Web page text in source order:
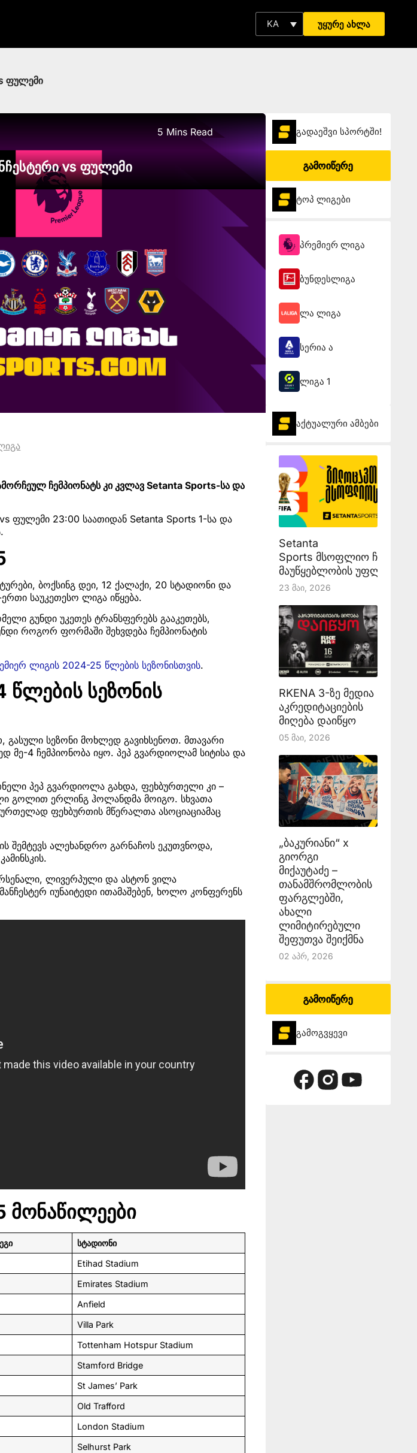
KA უყურე ახლა
ფულემი
5 Mins Read
vs ფულემი
ჩემპიონატს კი კვლავ Setanta Sports-სა და
ფულემი 23:00 საათიდან Setanta Sports 1-სა და
ბოქსინგ დეი, 12 ქალაქი, 20 სტადიონი და
საუკეთესო ლიგა იწყება.
გუნდი უკეთეს ტრანსფერებს გააკეთებს,
როგორ ფორმაში შეხვდება ჩემპიონატის
ლიგის 2024-25 წლების სეზონისთვის.
სეზონის
გასული სეზონი მოხლედ გავიხსენოთ. მთავარი
მე-4 ჩემპიონობა იყო. პეპ გვარდიოლამ სიტისა და
პეპ გვარდიოლა გახდა, ფეხბურთელი კი –
გოლით ერლინგ ჰოლანდმა მოიგო. სხვათა
ფეხბურთის მწერალთა ასოციაციამაც
შემტევს ალეხანდრო გარნაჩოს ეკუთვნოდა,
ლივერპული და ასტონ ვილა
იუნაიტედი ითამაშებენ, ხოლო კონფერენს
მონაწილეები
სტადიონი
Etihad Stadium
Emirates Stadium
Anfield
Villa Park
Tottenham Hotspur Stadium
Stamford Bridge
St James’ Park
Old Trafford
London Stadium
Selhurst Park
გადაეშვი სპორტში!
გამოიწერე
ტოპ ლიგები
პრემიერ ლიგა
ბუნდესლიგა
ლა ლიგა
სერია ა
ლიგა 1
აქტუალური ამბები
Setanta
Sports მსოფლიო
მაუწყებლობის უფლებას
23 Მაი, 2026
RKENA 3-ზე მედია
აკრედიტაციების
მიღება დაიწყო
05 Მაი, 2026
„ბაკურიანი“ x
გიორგი
მიქაუტაძე –
თანამშრომლობის
ფარგლებში,
ახალი
ლიმიტირებული
შეფუთვა შეიქმნა
02 Აპრ, 2026
გამოიწერე
გამოგვყევი